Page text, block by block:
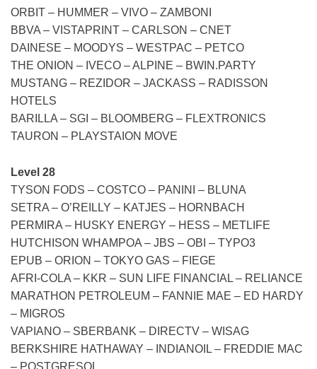
ORBIT – HUMMER – VIVO – ZAMBONI
BBVA – VISTAPRINT – CARLSON – CNET
DAINESE – MOODYS – WESTPAC – PETCO
THE ONION – IVECO – ALPINE – BWIN.PARTY
MUSTANG – REZIDOR – JACKASS – RADISSON
HOTELS
BARILLA – SGI – BLOOMBERG – FLEXTRONICS
TAURON – PLAYSTAION MOVE
Level 28
TYSON FODS – COSTCO – PANINI – BLUNA
SETRA – O’REILLY – KATJES – HORNBACH
PERMIRA – HUSKY ENERGY – HESS – METLIFE
HUTCHISON WHAMPOA – JBS – OBI – TYPO3
EPUB – ORION – TOKYO GAS – FIEGE
AFRI-COLA – KKR – SUN LIFE FINANCIAL – RELIANCE
MARATHON PETROLEUM – FANNIE MAE – ED HARDY
– MIGROS
VAPIANO – SBERBANK – DIRECTV – WISAG
BERKSHIRE HATHAWAY – INDIANOIL – FREDDIE MAC
– POSTGRESQL